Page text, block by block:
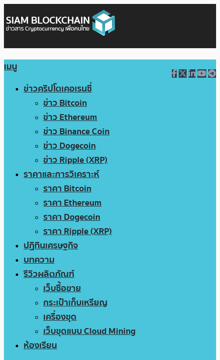
เมนู
ข่าวคริปโตเคอเรนซี่
ข่าว Bitcoin
ข่าว Ethereum
ข่าว Binance Coin
ข่าว Dogecoin
ข่าว Ripple (XRP)
ราคาและการวิเคราะห์
ราคา Bitcoin
ราคา Ethereum
ราคา Dogecoin
ราคา Ripple (XRP)
ปฏิทินเศรษฐกิจ
บทความ
รีวิวผลิตภัณฑ์
เว็บซื้อขาย
กระเป๋าเก็บเหรียญ
เครื่องขุด
เว็บขุดแบบ Cloud Mining
ห้องเรียน